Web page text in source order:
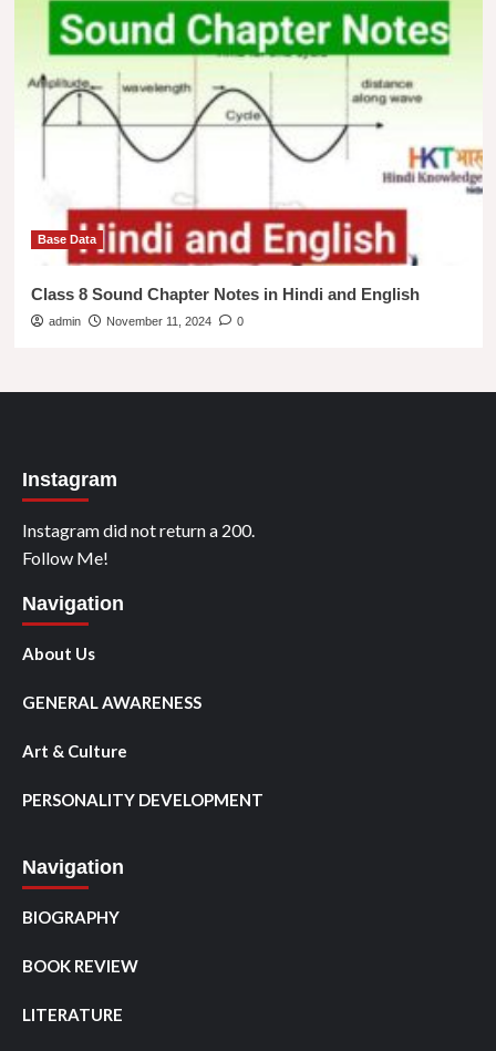
Base Data
Class 8 Sound Chapter Notes in Hindi and English
admin November 11, 2024 0
Instagram
Instagram did not return a 200.
Follow Me!
Navigation
About Us
GENERAL AWARENESS
Art & Culture
PERSONALITY DEVELOPMENT
Navigation
BIOGRAPHY
BOOK REVIEW
LITERATURE